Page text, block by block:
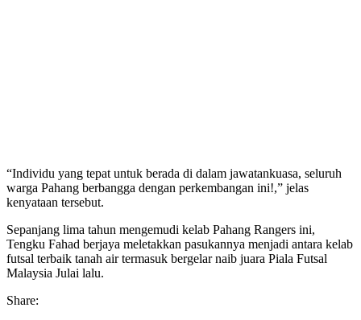
“Individu yang tepat untuk berada di dalam jawatankuasa, seluruh
warga Pahang berbangga dengan perkembangan ini!,” jelas
kenyataan tersebut.
Sepanjang lima tahun mengemudi kelab Pahang Rangers ini,
Tengku Fahad berjaya meletakkan pasukannya menjadi antara kelab
futsal terbaik tanah air termasuk bergelar naib juara Piala Futsal
Malaysia Julai lalu.
Share: